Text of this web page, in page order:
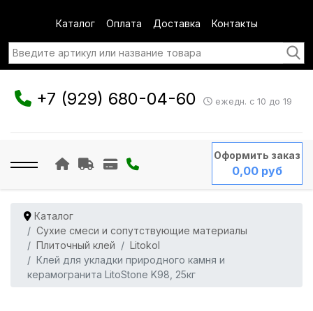
Каталог Оплата Доставка Контакты
+7 (929) 680-04-60 ежедн. с 10 до 19
Оформить заказ
0,00 руб
Каталог
Сухие смеси и сопутствующие материалы
Плиточный клей
Litokol
Клей для укладки природного камня и
керамогранита LitoStone K98, 25кг